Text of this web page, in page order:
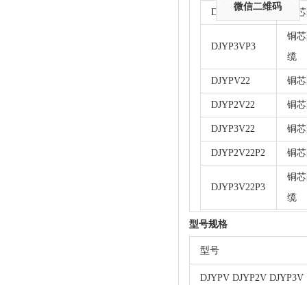
DJYP2VP2 铜
DJYP3VP3
铜
缆
DJYPV22 铜
DJYP2V22 铜
DJYP3V22 铜
DJYP2V22P2 铜
DJYP3V22P3
铜
缆
型号规格
型号
DJYPV DJYP2V DJYP3V
微信二维码